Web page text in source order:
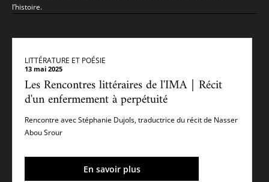
l’histoire.
LITTÉRATURE ET POÉSIE
13 mai 2025
Les Rencontres littéraires de l'IMA｜Récit
d'un enfermement à perpétuité
Rencontre avec Stéphanie Dujols, traductrice du récit de Nasser
Abou Srour
En savoir plus